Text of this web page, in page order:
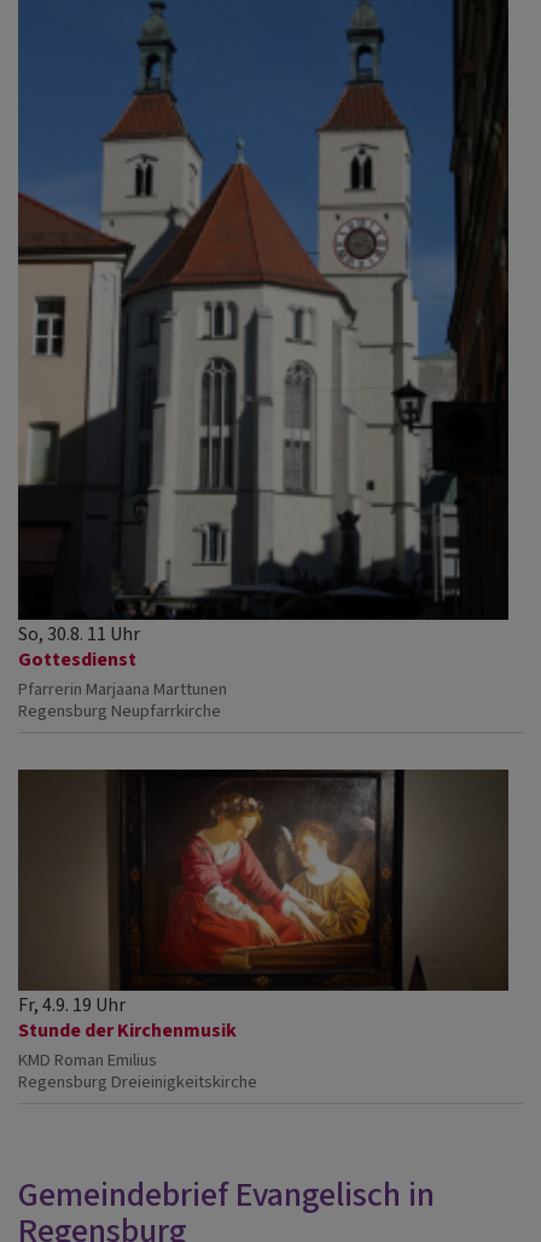
So, 30.8. 11 Uhr
Gottesdienst
Pfarrerin Marjaana Marttunen
Regensburg Neupfarrkirche
Fr, 4.9. 19 Uhr
Stunde der Kirchenmusik
KMD Roman Emilius
Regensburg Dreieinigkeitskirche
Gemeindebrief Evangelisch in
Regensburg